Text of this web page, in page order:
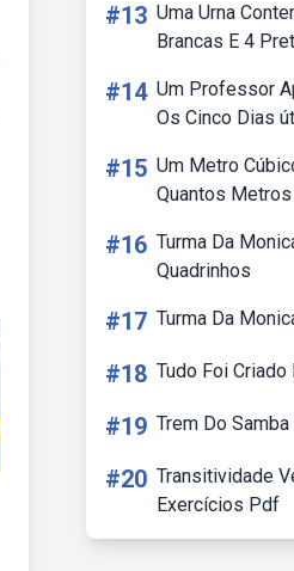
#13 Uma Urna
Brancas E 4
#14 Um Professor
Os Cinco Dias
#15 Um Metro
Quantos
#16 Turma Da
Quadrinhos
#17 Turma Da
#18 Tudo Foi Criado
#19 Trem Do Samba
#20 Transitividade
Exercícios Pdf